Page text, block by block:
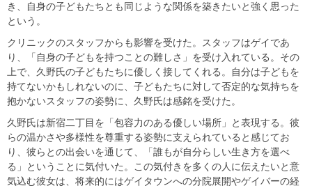
き、自身の子どもたちとも同じような関係を築きたいと強く思った
という。
クリニックのスタッフからも影響を受けた。スタッフはゲイであ
り、「自身の子どもを持つことの難しさ」を受け入れている。その
上で、久野氏の子どもたちに優しく接してくれる。自分は子どもを
持てないかもしれないのに、子どもたちに対して否定的な気持ちを
抱かないスタッフの姿勢に、久野氏は感銘を受けた。
久野氏は新宿二丁目を「包容力のある優しい場所」と表現する。彼
らの温かさや多様性を尊重する姿勢に支えられていると感じてお
り、彼らとの出会いを通じて、「誰もが自分らしい生き方を選べ
る」ということに気付いた。この気付きを多くの人に伝えたいと意
気込む彼女は、将来的にはゲイタウンへの分院展開やゲイバーの経